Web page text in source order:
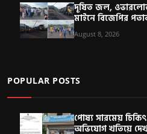
দূষিত জল,
মাইনে বিজেপির
August 8, 2026
POPULAR POSTS
পোষ্য সারমেয়
অভিযোগ খতিয়ে